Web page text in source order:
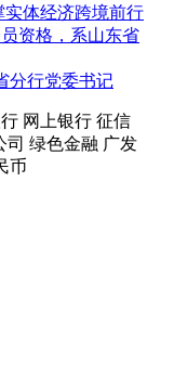
体经济跨境前行
资格，系山东省
分行党委书记
网上银行 征信
司 绿色金融 广发
币